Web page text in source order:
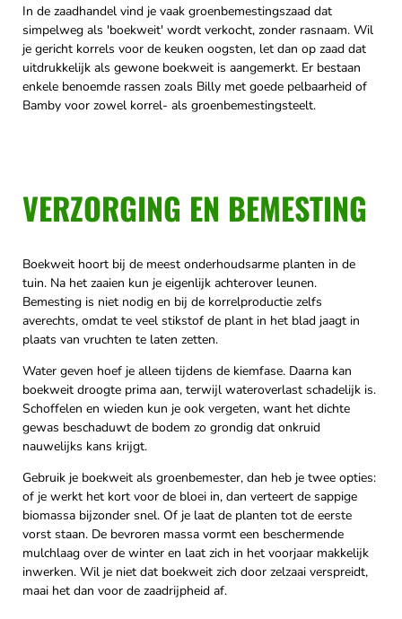
In de zaadhandel vind je vaak groenbemestingszaad dat
simpelweg als 'boekweit' wordt verkocht, zonder rasnaam. Wil
je gericht korrels voor de keuken oogsten, let dan op zaad dat
uitdrukkelijk als gewone boekweit is aangemerkt. Er bestaan
enkele benoemde rassen zoals Billy met goede pelbaarheid of
Bamby voor zowel korrel- als groenbemestingsteelt.
VERZORGING EN BEMESTING
Boekweit hoort bij de meest onderhoudsarme planten in de
tuin. Na het zaaien kun je eigenlijk achterover leunen.
Bemesting is niet nodig en bij de korrelproductie zelfs
averechts, omdat te veel stikstof de plant in het blad jaagt in
plaats van vruchten te laten zetten.
Water geven hoef je alleen tijdens de kiemfase. Daarna kan
boekweit droogte prima aan, terwijl wateroverlast schadelijk is.
Schoffelen en wieden kun je ook vergeten, want het dichte
gewas beschaduwt de bodem zo grondig dat onkruid
nauwelijks kans krijgt.
Gebruik je boekweit als groenbemester, dan heb je twee opties:
of je werkt het kort voor de bloei in, dan verteert de sappige
biomassa bijzonder snel. Of je laat de planten tot de eerste
vorst staan. De bevroren massa vormt een beschermende
mulchlaag over de winter en laat zich in het voorjaar makkelijk
inwerken. Wil je niet dat boekweit zich door zelzaai verspreidt,
maai het dan voor de zaadrijpheid af.